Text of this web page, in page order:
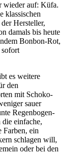
wieder auf: Küfa.
klassischen
Hersteller,
damals bis heute
Bonbon-Rot,
es weitere
den
mit Schoko-
sauer
Regenbogen-
einfache,
Farben, ein
schlagen will,
oder bei den